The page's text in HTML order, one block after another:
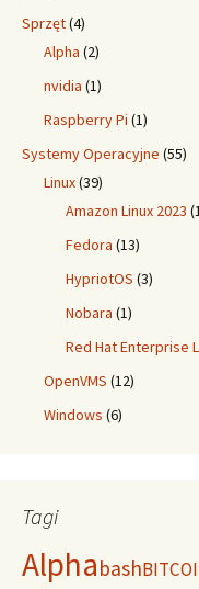
Sprzęt(4)
Alpha (2)
nvidia (1)
Raspberry Pi (1)
Systemy Operacyjne (55)
Linux(39)
Amazon Linux 2023
Fedora (13)
HypriotOS (3)
Nobara (1)
Red Hat Enterprise
OpenVMS (12)
Windows (6)
Tagi
Alphabash